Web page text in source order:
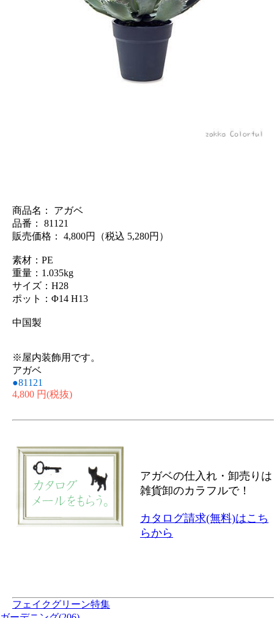
商品名： アガベ
品番： 81121
販売価格： 4,800円（税込 5,280円）
素材：PE
重量：1.035kg
サイズ：H28
ポット：Φ14 H13
中国製
※屋内装飾用です。
アガベ
●81121
4,800 円(税抜)
アガベの仕入れ・卸売りは
雑貨卸のカラフルで！
カタログ請求(無料)はこち
らから
フェイクグリーン特集